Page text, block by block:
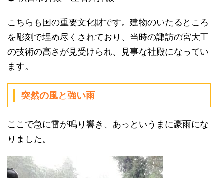
こちらも国の重要文化財です。建物のいたるところ
を彫刻で埋め尽くされており、当時の諏訪の宮大工
の技術の高さが見受けられ、見事な社殿になってい
ます。
突然の風と強い雨
ここで急に雷が鳴り響き、あっというまに豪雨にな
りました。